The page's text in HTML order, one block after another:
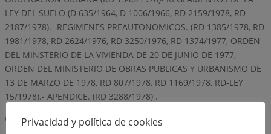
LEY DEL SUELO (D 635/1964, D 1006/1966, RD 2159/1978, RD
2187/1978).- REGIMENES PREAUTONOMICOS. (RD 1385/1978, RD
1981/1978, RD 2624/1976, RD 3250/1976, RD 1374/1977, ORDEN
DEL MINSTERIO DE LA VIVIENDA DE 20 DE JUNIO DE 1977,
ORDEN DEL MINISTERIO DE OBRAS PUBLICAS Y URBANISMO DE
13 DE MARZO DE 1978, RD 807/1978, RD 1169/1978, RD-LEY
15/1978).- APENDICE. (RD 3288/1978) .
Observaciones
Privacidad y política de cookies